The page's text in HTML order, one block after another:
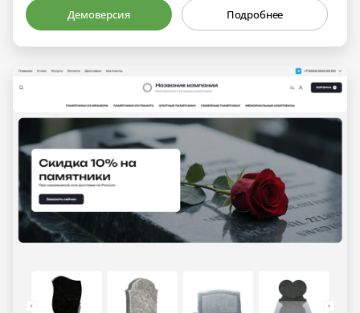
Демоверсия Подробнее